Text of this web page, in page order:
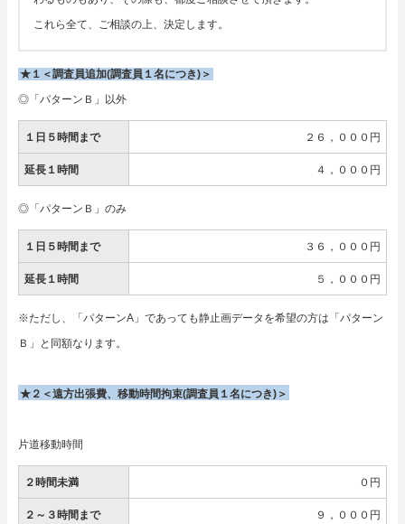
これら全て、ご相談の上、決定します。
★１＜調査員追加(調査員１名につき)＞
◎「パターンＢ」以外
１日５時間まで ２６，０００円
延長１時間 ４，０００円
◎「パターンＢ」のみ
１日５時間まで ３６，０００円
延長１時間 ５，０００円
※ただし、「パターンA」であっても静止画データを希望の方は「パターン
Ｂ」と同額なります。
★２＜遠方出張費、移動時間拘束(調査員１名につき)＞
片道移動時間
２時間未満 ０円
２～３時間まで ９，０００円